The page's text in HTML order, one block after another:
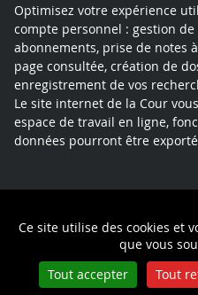
Ce site utilise des cookies et
que vous
Tout accepter
Tout
Optimisez votre expérience
compte personnel : gestion
abonnements, prise de notes
page consultée, création de
enregistrement de vos
Le site internet de la Cour
espace de travail en ligne,
données pourront être
Politique de